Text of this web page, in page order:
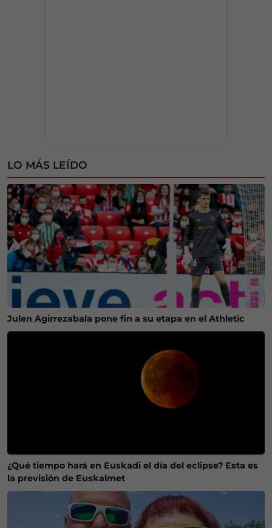
LO MÁS LEÍDO
Julen Agirrezabala pone fin a su etapa en el Athletic
¿Qué tiempo hará en Euskadi el día del eclipse? Esta es
la previsión de Euskalmet